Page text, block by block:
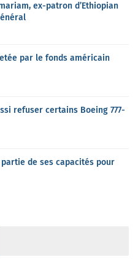
ex-patron d’Ethiopian
par le fonds américain
refuser certains Boeing 777-
de ses capacités pour